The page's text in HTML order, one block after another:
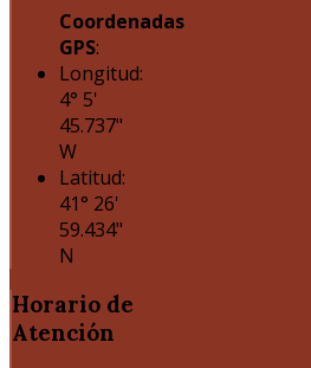
Coordenadas
GPS:
Longitud:
4° 5'
45.737"
W
Latitud:
41° 26'
59.434"
N
Horario de
Atención